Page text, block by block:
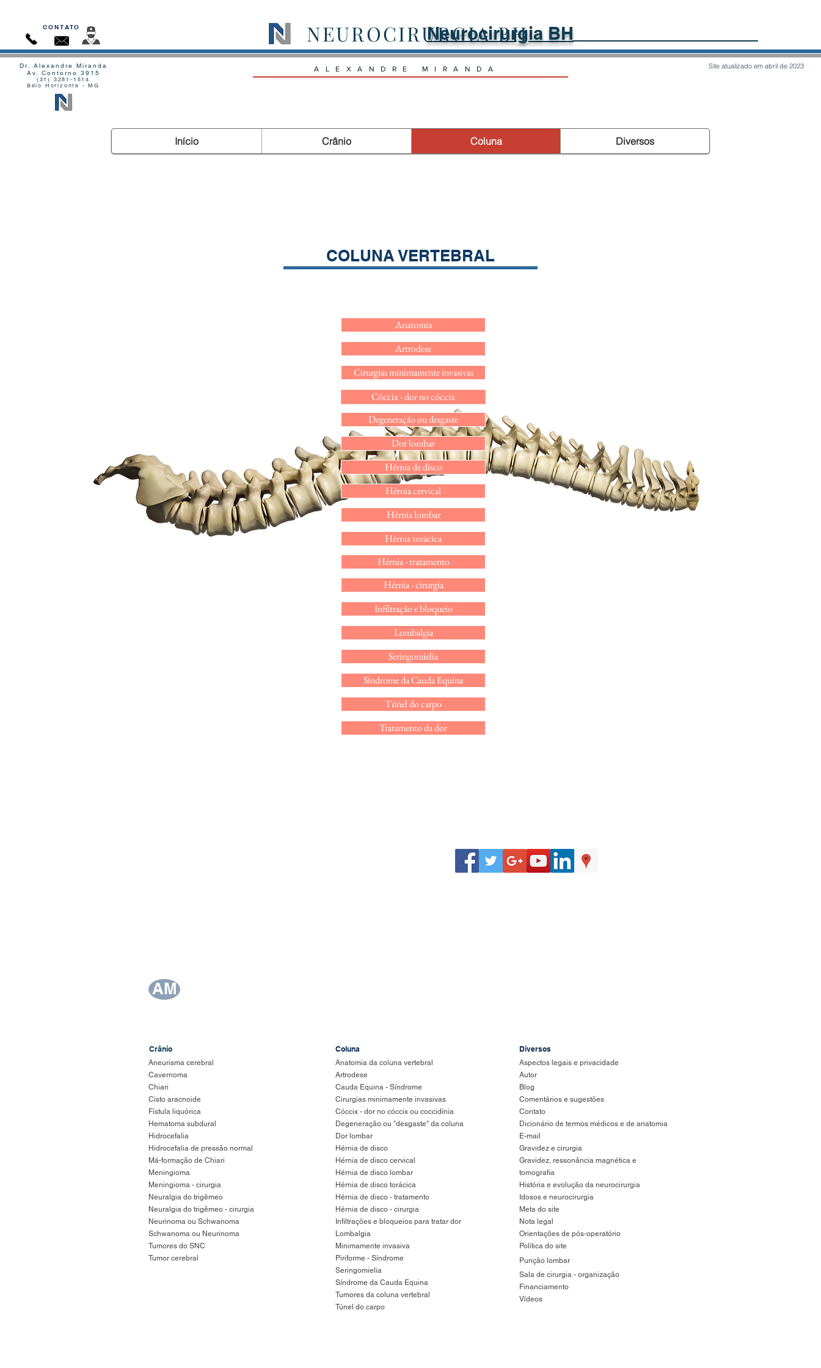
Neurocirurgia BH​
NEUROCIRURGIA BH
ALEXANDRE MIRANDA Site atualizado em abril de 2023
Alexandre
Miranda
Início Crânio Coluna Diversos
CONTATO
Dr. Alexandre Miranda
Av. Contorno 3915
(31) 3281-1514
Belo Horizonte - MG
COLUNA VERTEBRAL
Anatomia
Artrodese
Cirurgias minimamente invasivas
Cóccix - dor no cóccix
Degeneração ou desgaste
Hérnia de disco
Hérnia cervical
Hérnia lombar
Hérnia torácica
Hérnia - tratamento
Hérnia - cirurgia
Lombalgia
Túnel do carpo
Tratamento da dor
Seringomielia
Síndrome da Cauda Equína
Dor lombar
Infiltração e bloqueio
Aneurisma cerebral
Cavernoma
Chiari
Cisto aracnoide
Fístula liquórica
Hematoma subdural
Hidrocefalia
Hidrocefalia de pressão normal
Má-formação de Chiari
Meningioma
Meningioma - cirurgia
Neuralgia do trigêmeo
Neuralgia do trigêmeo - cirurgia
Neurinoma ou Schwanoma
Schwanoma ou Neurinoma
Tumores do SNC
Tumor cerebral
Crânio
Anatomia da coluna vertebral
Artrodese
​Cauda Equina - Síndrome
Cirurgias minimamente invasivas
​Cóccix - dor no cóccix ou coccidínia
Degeneração ou "desgaste" da coluna
Dor lombar
Hérnia de disco
Hérnia de disco cervical
Hérnia de disco lombar
Hérnia de disco torácica
Hérnia de disco - tratamento​
Hérnia de disco - cirurgia
Infiltrações e bloqueios para tratar dor
Lombalgia​
Minimamente invasiva
Piriforme - Síndrome
Seringomielia
​Síndrome da Cauda Equina
Tumores da coluna vertebral
Túnel do carpo
Coluna
Aspectos legais e privacidade
Autor
Blog
Comentários e sugestões
Contato
Dicionário de termos médicos e de anatomia
E-mail
Gravidez e cirurgia
Gravidez, ressonância magnética e
tomografia
História e evolução da neurocirurgia
Idosos e neurocirurgia
Meta do site
Nota legal
Orientações de pós-operatório
Política do site
Punção lombar
Sala de cirurgia - organização
Financiamento
Vídeos
Diversos
AM